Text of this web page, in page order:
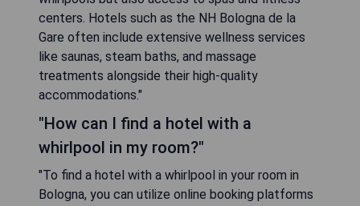
centers. Hotels such as the NH Bologna de la
Gare often include extensive wellness services
like saunas, steam baths, and massage
treatments alongside their high-quality
accommodations."
"How can I find a hotel with a
whirlpool in my room?"
"To find a hotel with a whirlpool in your room in
Bologna, you can utilize online booking platforms